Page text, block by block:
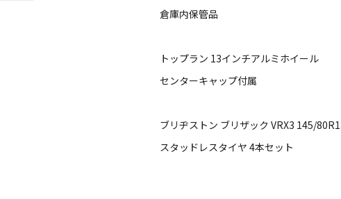
倉庫内保管品
トップラン 13インチアルミホイール
センターキャップ付属
ブリヂストン ブリザック VRX3 145/
スタッドレスタイヤ 4本セット